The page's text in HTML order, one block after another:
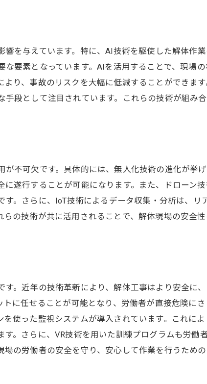
計画を最適化する方法
術による労働者の負担軽減
体現場におけるAIの役割
術が解体効率を飛躍的に高める
解体技術の進化とその影響
用を可能にする革新技術
を追求する解体技術の新潮流
ンドリーな解体技術の未来
よる作業プロセスの最適化
貢献するデータ解析の力
の生産性を高める革新技術
を与えています。特に、AI技術を駆使した解体作
要素となっています。AIを活用することで、現場
り、事故のリスクを大幅に低減することができま
段として注目されています。これらの技術が組み
不可欠です。具体的には、無人化技術の進化が挙
遂行することが可能になります。また、ドローン
。さらに、IoT技術によるデータ収集・分析は、リ
の技術が共に活用されることで、解体現場の安全
。近年の技術革新により、解体工事はより安全に
に任せることが可能となり、労働者が直接危険に
使った監視システムが導入されています。これに
。さらに、VR技術を用いた訓練プログラムも労働
の労働者の安全を守り、安心して作業を行うための